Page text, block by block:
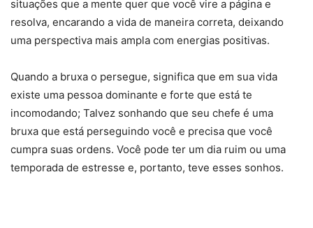
situações que a mente quer que você vire a página e
resolva, encarando a vida de maneira correta, deixando
uma perspectiva mais ampla com energias positivas.
Quando a bruxa o persegue, significa que em sua vida
existe uma pessoa dominante e forte que está te
incomodando; Talvez sonhando que seu chefe é uma
bruxa que está perseguindo você e precisa que você
cumpra suas ordens. Você pode ter um dia ruim ou uma
temporada de estresse e, portanto, teve esses sonhos.